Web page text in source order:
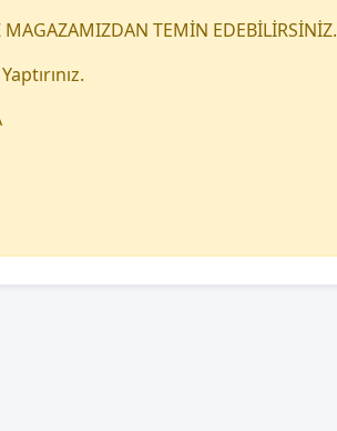
MAGAZAMIZDAN TEMİN EDEBİLİRSİNİZ.